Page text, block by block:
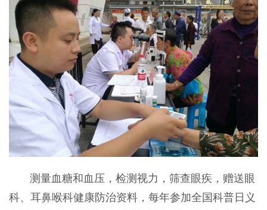
测量血糖和血压，检测视力，筛查眼疾，赠送眼
科、耳鼻喉科健康防治资料，每年参加全国科普日义